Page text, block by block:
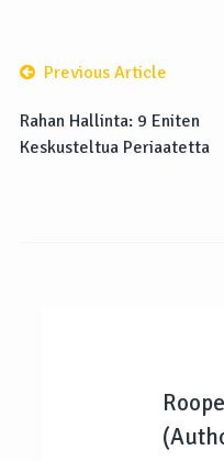
Previous Article
Rahan Hallinta: 9 Eniten
Keskusteltua Periaatetta